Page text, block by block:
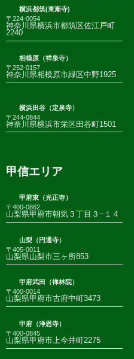
横浜都筑(東漸寺)
〒224-0054
神奈川県横浜市都筑区佐江戸町
2240
相模原（祥泉寺）
〒252-0157
神奈川県相模原市緑区中野1925
横浜田谷（定泉寺）
〒244-0844
神奈川県横浜市栄区田谷町1501
甲信エリア
甲府東（光正寺）
〒400-0862
山梨県甲府市朝気３丁目３−１４
山梨（円通寺）
〒405-0011
山梨県山梨市三ヶ所853
甲府武田（禅林院）
〒400-0014
山梨県甲府市古府中町3473
甲府（浄恩寺）
〒400-0845
山梨県甲府市上今井町2275